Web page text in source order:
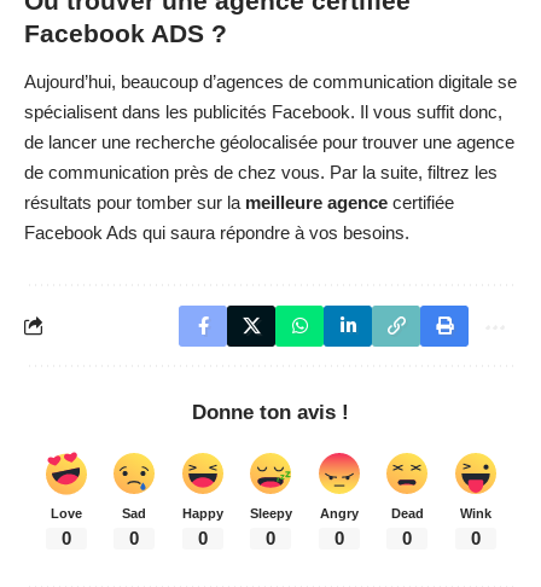
Facebook ADS ?
Aujourd’hui, beaucoup d’agences de communication digitale se
spécialisent dans les publicités Facebook. Il vous suffit donc,
de lancer une recherche géolocalisée pour trouver une agence
de communication près de chez vous. Par la suite, filtrez les
résultats pour tomber sur la meilleure agence certifiée
Facebook Ads qui saura répondre à vos besoins.
Donne ton avis !
Love
0
Sad
0
Happy
0
Sleepy
0
Angry
0
Dead
0
Wink
0